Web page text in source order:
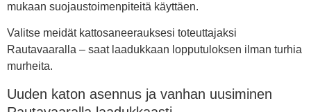
mukaan suojaustoimenpiteitä käyttäen.
Valitse meidät kattosaneerauksesi toteuttajaksi
Rautavaaralla – saat laadukkaan lopputuloksen ilman turhia
murheita.
Uuden katon asennus ja vanhan uusiminen